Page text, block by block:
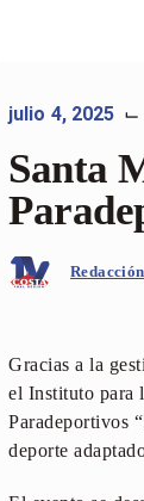
julio 4, 2025 ⌙
Santa
Redacción
Gracias a la
el Instituto para
Paradeportivos
deporte